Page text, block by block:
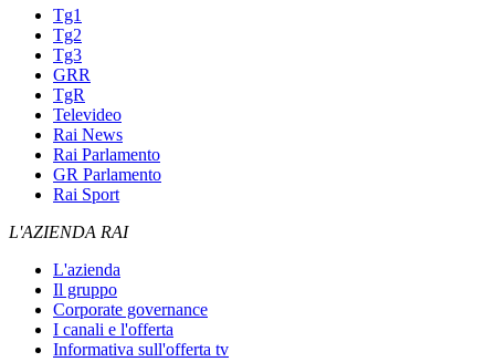
Tg1
Tg2
Tg3
GRR
TgR
Televideo
Rai News
Rai Parlamento
GR Parlamento
Rai Sport
L'AZIENDA RAI
L'azienda
Il gruppo
Corporate governance
I canali e l'offerta
Informativa sull'offerta tv